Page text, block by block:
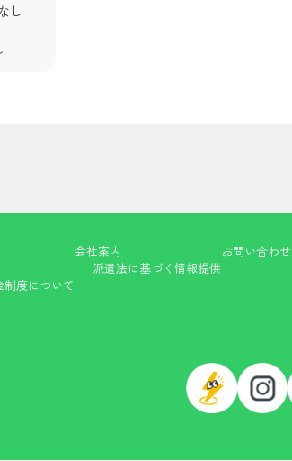
し
度について
会社案内
派遣法に基づく情報提供
お問い合わせ